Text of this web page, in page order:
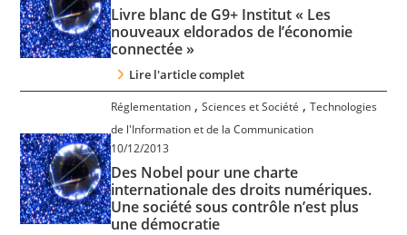
Livre blanc de G9+ Institut « Les
nouveaux eldorados de l’économie
connectée »
Lire l'article complet
Réglementation ,Sciences et Société ,Technologies
de l'Information et de la Communication
10/12/2013
Des Nobel pour une charte
internationale des droits numériques.
Une société sous contrôle n’est plus
une démocratie